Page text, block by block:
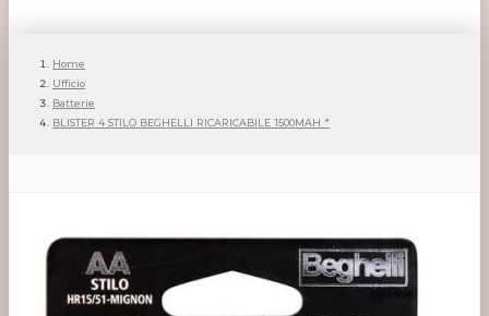
Home
Ufficio
Batterie
BLISTER 4 STILO BEGHELLI RICARICABILE 1500MAH *